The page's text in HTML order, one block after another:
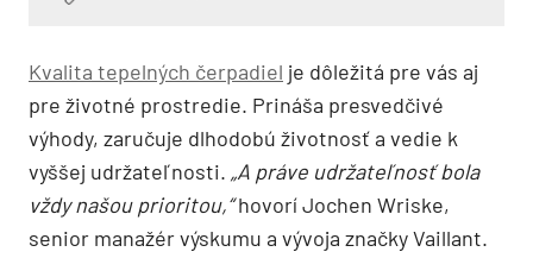
Kvalita tepelných čerpadiel je dôležitá pre vás aj
pre životné prostredie. Prináša presvedčivé
výhody, zaručuje dlhodobú životnosť a vedie k
vyššej udržateľnosti. „A práve udržateľnosť bola
vždy našou prioritou,“hovorí Jochen Wriske,
senior manažér výskumu a vývoja značky Vaillant.